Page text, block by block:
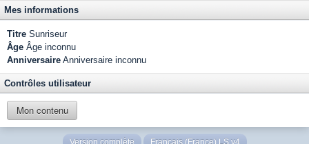
Mes informations
Titre Sunriseur
Âge Âge inconnu
Anniversaire Anniversaire inconnu
Contrôles utilisateur
Mon contenu
Version complète Français (France) LS v4